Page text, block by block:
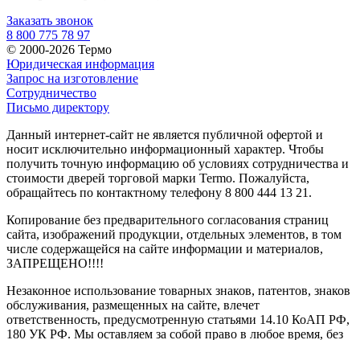
Заказать звонок
8 800 775 78 97
© 2000-2026 Термо
Юридическая информация
Запрос на изготовление
Сотрудничество
Письмо директору
Данный интернет-сайт не является публичной офертой и
носит исключительно информационный характер. Чтобы
получить точную информацию об условиях сотрудничества и
стоимости дверей торговой марки Termo. Пожалуйста,
обращайтесь по контактному телефону 8 800 444 13 21.
Копирование без предварительного согласования страниц
сайта, изображений продукции, отдельных элементов, в том
числе содержащейся на сайте информации и материалов,
ЗАПРЕЩЕНО!!!!
Незаконное использование товарных знаков, патентов, знаков
обслуживания, размещенных на сайте, влечет
ответственность, предусмотренную статьями 14.10 КоАП РФ,
180 УК РФ. Мы оставляем за собой право в любое время, без